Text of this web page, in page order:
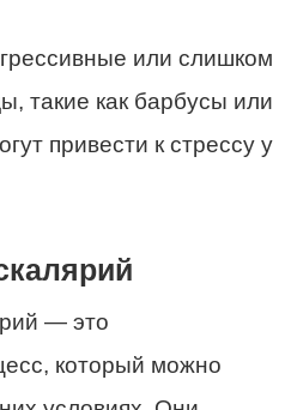
или слишком
такие как барбусы или
привести к стрессу у
— это
который можно